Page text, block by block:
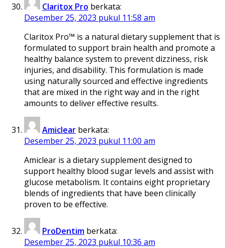
Claritox Pro berkata:
Desember 25, 2023 pukul 11:58 am
Claritox Pro™ is a natural dietary supplement that is
formulated to support brain health and promote a
healthy balance system to prevent dizziness, risk
injuries, and disability. This formulation is made
using naturally sourced and effective ingredients
that are mixed in the right way and in the right
amounts to deliver effective results.
Amiclear berkata:
Desember 25, 2023 pukul 11:00 am
Amiclear is a dietary supplement designed to
support healthy blood sugar levels and assist with
glucose metabolism. It contains eight proprietary
blends of ingredients that have been clinically
proven to be effective.
ProDentim berkata:
Desember 25, 2023 pukul 10:36 am